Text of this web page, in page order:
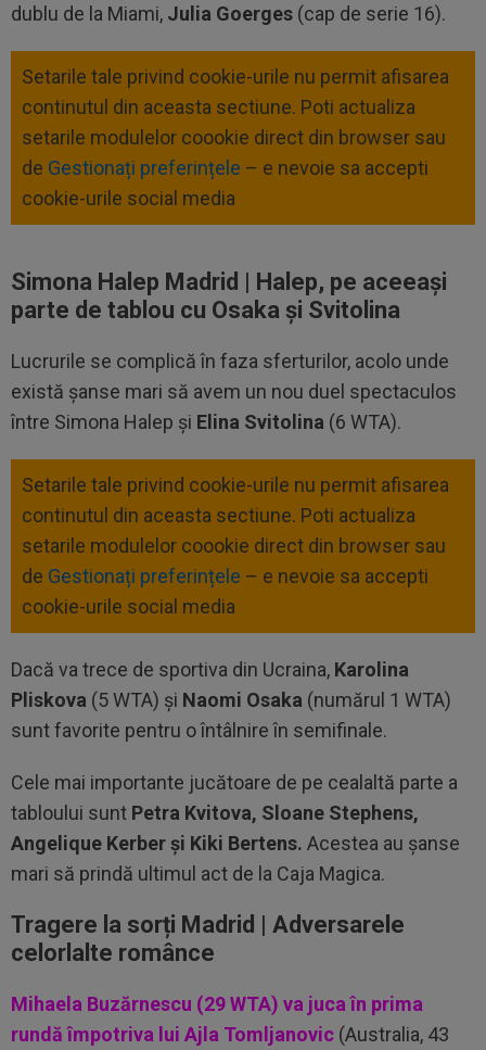
dublu de la Miami, Julia Goerges (cap de serie 16).
Setarile tale privind cookie-urile nu permit afisarea
continutul din aceasta sectiune. Poti actualiza
setarile modulelor coookie direct din browser sau
de Gestionați preferințele – e nevoie sa accepti
cookie-urile social media
Simona Halep Madrid | Halep, pe aceeași
parte de tablou cu Osaka și Svitolina
Lucrurile se complică în faza sferturilor, acolo unde
există șanse mari să avem un nou duel spectaculos
între Simona Halep și Elina Svitolina (6 WTA).
Setarile tale privind cookie-urile nu permit afisarea
continutul din aceasta sectiune. Poti actualiza
setarile modulelor coookie direct din browser sau
de Gestionați preferințele – e nevoie sa accepti
cookie-urile social media
Dacă va trece de sportiva din Ucraina, Karolina
Pliskova (5 WTA) și Naomi Osaka (numărul 1 WTA)
sunt favorite pentru o întâlnire în semifinale.
Cele mai importante jucătoare de pe cealaltă parte a
tabloului sunt Petra Kvitova, Sloane Stephens,
Angelique Kerber și Kiki Bertens. Acestea au șanse
mari să prindă ultimul act de la Caja Magica.
Tragere la sorți Madrid | Adversarele
celorlalte românce
Mihaela Buzărnescu (29 WTA) va juca în prima
rundă împotriva lui Ajla Tomljanovic (Australia, 43